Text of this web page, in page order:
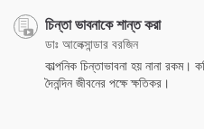
চিন্তা ভাবনাকে শান্ত করা
ডাঃ আলেক্সান্ডার বরজিন
কাল্পনিক চিন্তাভাবনা হয় নানা
দৈনন্দিন জীবনের পক্ষে ক্ষতিকর।